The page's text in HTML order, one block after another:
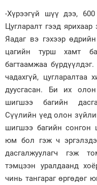
-Хүрээгүй шүү дээ,
Цугларалт гээд
Яадаг вэ гэхээр
цагийн турш хамт
багтаамжаа
чадахгүй, цугларалтаа
дуусгасан. Би их
шигшээ багийн
Сүүлийн үед олон
шигшээ багийн сонгон
юм бол гэж ч
дасгалжуулагч гэж
тэмцээн уралдаанд
чинь тангараг өргөдөг